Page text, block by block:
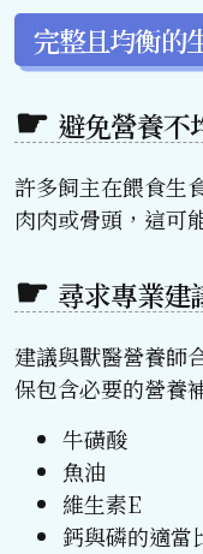
完整且均衡的
避免營養不
許多飼主在餵食生
肉肉或骨頭，這可
尋求專業建
建議與獸醫營養師
保包含必要的營養
牛磺酸
魚油
維生素E
鈣與磷的適當